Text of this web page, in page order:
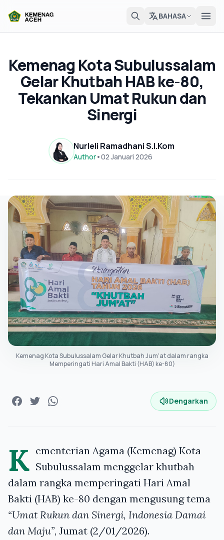
BAHASA
Kemenag Kota Subulussalam
Gelar Khutbah HAB ke-80,
Tekankan Umat Rukun dan
Sinergi
Nurleli Ramadhani S.I.Kom
Author•02 Januari 2026
Kemenag Kota Subulussalam Gelar Khutbah Jum'at dalam rangka
Memperingati Hari Amal Bakti (HAB) ke-80)
Dengarkan
K ementerian Agama (Kemenag) Kota
Subulussalam menggelar khutbah
dalam rangka memperingati Hari Amal
Bakti (HAB) ke-80 dengan mengusung tema
“Umat Rukun dan Sinergi, Indonesia Damai
dan Maju”, Jumat (2/01/2026).